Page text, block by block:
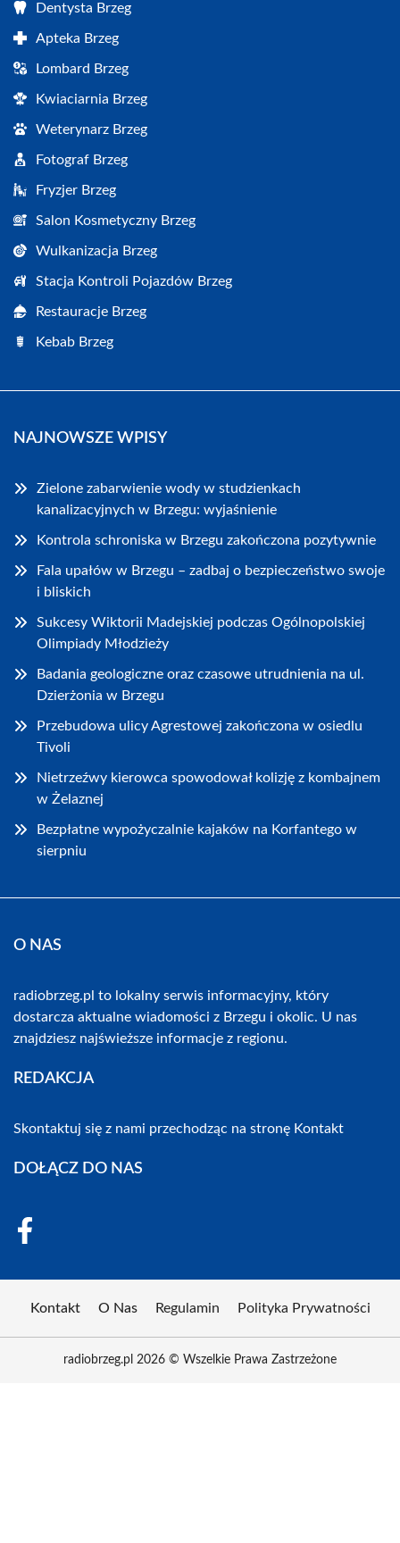
Dentysta Brzeg
Apteka Brzeg
Lombard Brzeg
Kwiaciarnia Brzeg
Weterynarz Brzeg
Fotograf Brzeg
Fryzjer Brzeg
Salon Kosmetyczny Brzeg
Wulkanizacja Brzeg
Stacja Kontroli Pojazdów Brzeg
Restauracje Brzeg
Kebab Brzeg
NAJNOWSZE WPISY
Zielone zabarwienie wody w studzienkach
kanalizacyjnych w Brzegu: wyjaśnienie
Kontrola schroniska w Brzegu zakończona pozytywnie
Fala upałów w Brzegu – zadbaj o bezpieczeństwo swoje
i bliskich
Sukcesy Wiktorii Madejskiej podczas Ogólnopolskiej
Olimpiady Młodzieży
Badania geologiczne oraz czasowe utrudnienia na ul.
Dzierżonia w Brzegu
Przebudowa ulicy Agrestowej zakończona w osiedlu
Tivoli
Nietrzeźwy kierowca spowodował kolizję z kombajnem
w Żelaznej
Bezpłatne wypożyczalnie kajaków na Korfantego w
sierpniu
O NAS
radiobrzeg.pl to lokalny serwis informacyjny, który
dostarcza aktualne wiadomości z Brzegu i okolic. U nas
znajdziesz najświeższe informacje z regionu.
REDAKCJA
Skontaktuj się z nami przechodząc na stronę Kontakt
DOŁĄCZ DO NAS
Kontakt O Nas Regulamin Polityka Prywatności
radiobrzeg.pl 2026 © Wszelkie Prawa Zastrzeżone